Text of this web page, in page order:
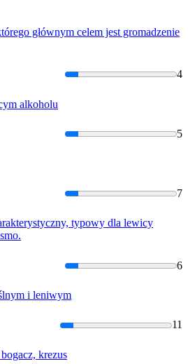
głównym celem jest gromadzenie
4
alkoholu
5
7
typowy dla lewicy
6
i leniwym
11
krezus